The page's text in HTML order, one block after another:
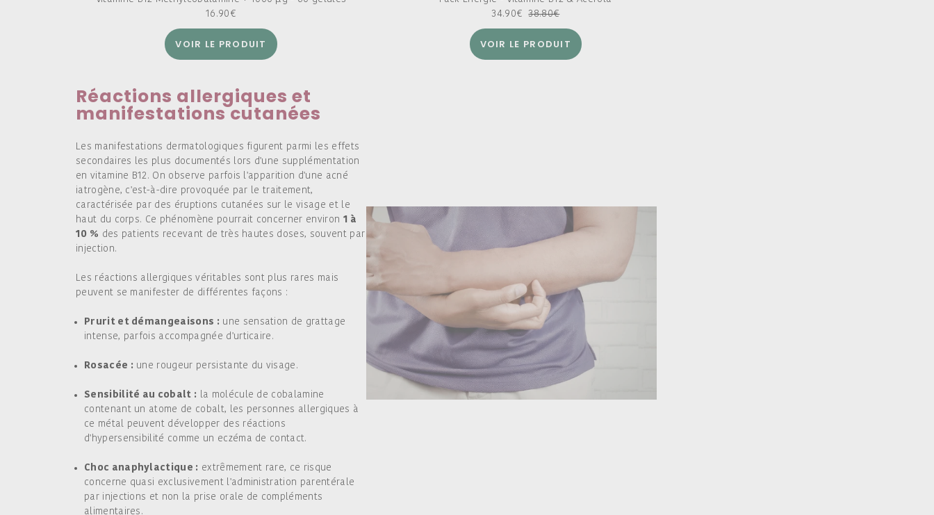
€
16.90
VOIR LE PRODUIT
€
38.80
€
34.90
VOIR LE PRODUIT
Réactions allergiques et
manifestations cutanées
Les manifestations dermatologiques figurent parmi les effets
secondaires les plus documentés lors d'une supplémentation
en vitamine B12. On observe parfois l'apparition d'une acné
iatrogène, c'est-à-dire provoquée par le traitement,
caractérisée par des éruptions cutanées sur le visage et le
haut du corps. Ce phénomène pourrait concerner environ 1 à
10 % des patients recevant de très hautes doses, souvent par
injection.
Les réactions allergiques véritables sont plus rares mais
peuvent se manifester de différentes façons :
Prurit et démangeaisons : une sensation de grattage
intense, parfois accompagnée d'urticaire.
Rosacée : une rougeur persistante du visage.
Sensibilité au cobalt : la molécule de cobalamine
contenant un atome de cobalt, les personnes allergiques à
ce métal peuvent développer des réactions
d'hypersensibilité comme un eczéma de contact.
Choc anaphylactique : extrêmement rare, ce risque
concerne quasi exclusivement l'administration parentérale
par injections et non la prise orale de compléments
alimentaires.